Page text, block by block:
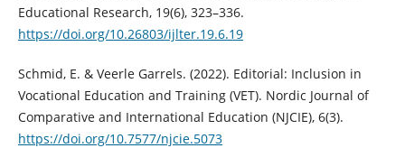
Educational Research, 19(6), 323–336.
https://doi.org/10.26803/ijlter.19.6.19
Schmid, E. & Veerle Garrels. (2022). Editorial: Inclusion in
Vocational Education and Training (VET). Nordic Journal of
Comparative and International Education (NJCIE), 6(3).
https://doi.org/10.7577/njcie.5073